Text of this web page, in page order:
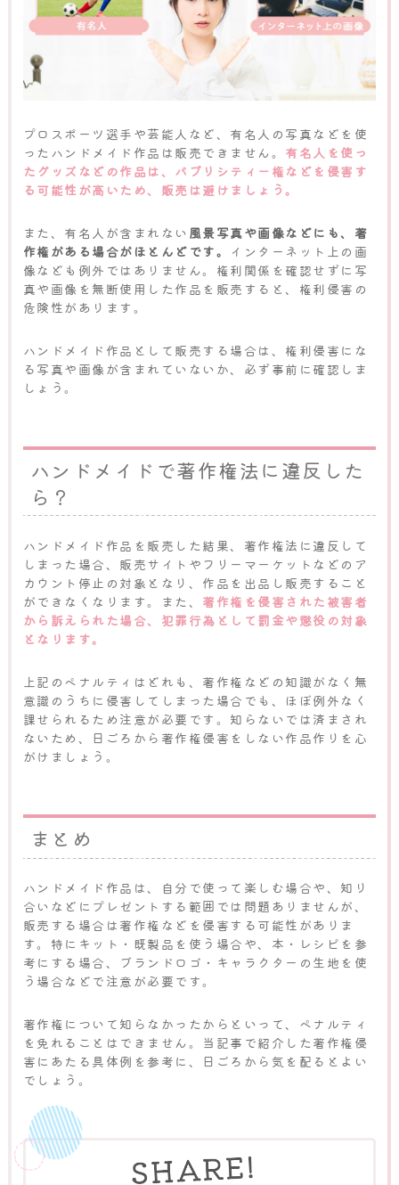
プロスポーツ選手や芸能人など、有名人の写真などを使
ったハンドメイド作品は販売できません。 有名人を使っ
たグッズなどの作品は、パブリシティー権などを侵害す
る可能性が高いため、販売は避けましょう。
また、有名人が含まれない 風景写真や画像などにも、著
作権がある場合がほとんどです。
インターネット上の画
像なども例外ではありません。権利関係を確認せずに写
真や画像を無断使用した作品を販売すると、権利侵害の
危険性があります。
ハンドメイド作品として販売する場合は、権利侵害にな
る写真や画像が含まれていないか、必ず事前に確認しま
しょう。
ハンドメイドで著作権法に違反した
ら？
ハンドメイド作品を販売した結果、著作権法に違反して
しまった場合、販売サイトやフリーマーケットなどのア
カウント停止の対象となり、作品を出品し販売すること
ができなくなります。また、 著作権を侵害された被害者
から訴えられた場合、犯罪行為として罰金や懲役の対象
となります。
上記のペナルティはどれも、著作権などの知識がなく無
意識のうちに侵害してしまった場合でも、ほぼ例外なく
課せられるため注意が必要です。知らないでは済まされ
ないため、日ごろから著作権侵害をしない作品作りを心
がけましょう。
まとめ
ハンドメイド作品は、自分で使って楽しむ場合や、知り
合いなどにプレゼントする範囲では問題ありませんが、
販売する場合は著作権などを侵害する可能性がありま
す。特にキット・既製品を使う場合や、本・レシピを参
考にする場合、ブランドロゴ・キャラクターの生地を使
う場合などで注意が必要です。
著作権について知らなかったからといって、ペナルティ
を免れることはできません。当記事で紹介した著作権侵
害にあたる具体例を参考に、日ごろから気を配るとよい
でしょう。